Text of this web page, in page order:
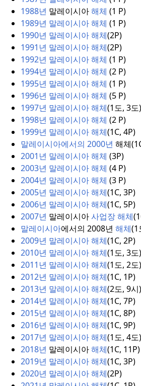
1988년 말레이시아해체 (1 P)
1989년 말레이시아 해체 (1 P)
1990년 말레이시아 해체(2P)
1991년 말레이시아 해체(2P)
1992년 말레이시아 해체 (1 P)
1994년 말레이시아 해체 (2 P)
1995년 말레이시아 해체 (1 P)
1996년 말레이시아 해체 (5 P)
1997년 말레이시아 해체(1도, 3도)
1998년 말레이시아 해체 (2 P)
1999년 말레이시아 해체(1C, 4P)
말레이시아에서의 2000년 해체(
2001년 말레이시아 해체 (3P)
2003년 말레이시아 해체 (4 P)
2004년 말레이시아 해체 (3 P)
2005년 말레이시아 해체(1C, 3P)
2006년 말레이시아 해체(1C, 5P)
2007년 말레이시아사업장 해체(
말레이시아에서의 2008년 해체(1
2009년 말레이시아 해체(1C, 2P)
2010년 말레이시아 해체(1도, 3도)
2011년 말레이시아 해체(1도, 2도)
2012년 말레이시아 해체(1C, 1P)
2013년 말레이시아 해체(2도, 9시)
2014년 말레이시아 해체(1C, 7P)
2015년 말레이시아 해체(1C, 8P)
2016년 말레이시아 해체(1C, 9P)
2017년 말레이시아 해체(1도, 4도)
2018년 말레이시아해체(1C, 11P)
2019년 말레이시아 해체(1C, 3P)
2020년 말레이시아 해체(2P)